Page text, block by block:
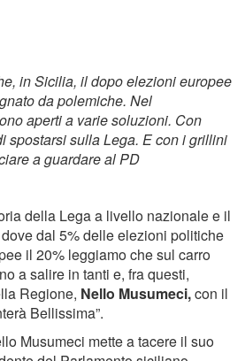
in Sicilia, il dopo elezioni europee
da polemiche. Nel
aperti a varie soluzioni. Con
spostarsi sulla Lega. E con i grillini
a guardare al PD
della Lega a livello nazionale e il
dal 5% delle elezioni politiche
il 20% leggiamo che sul carro
a salire in tanti e, fra questi,
Regione, Nello Musumeci,con il
Bellissima”.
Musumeci mette a tacere il suo